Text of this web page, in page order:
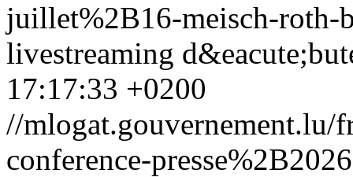
juillet%2B16-meisch-roth-
livestreaming
17:17:33 +0200
//mlogat.gouvernement.lu/
conference-